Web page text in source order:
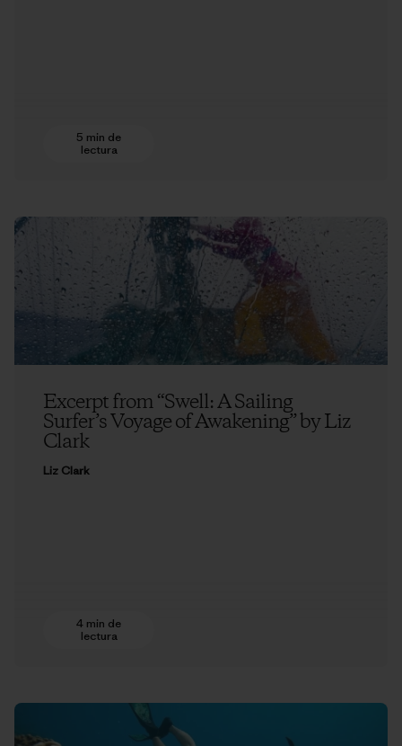
5 min de
lectura
Excerpt from “Swell: A Sailing
Surfer’s Voyage of Awakening” by Liz
Clark
Liz Clark
4 min de
lectura